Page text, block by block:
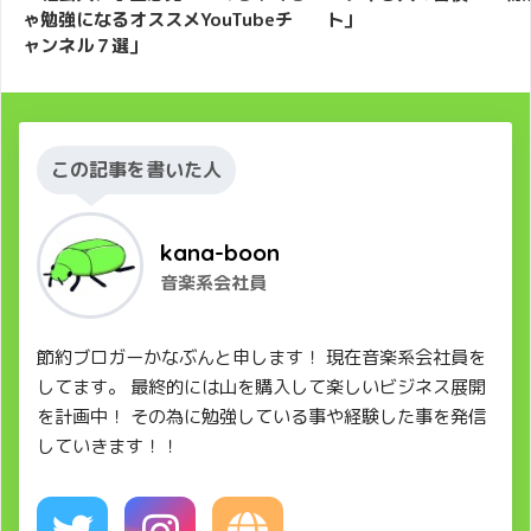
ゃ勉強になるオススメYouTubeチ
ャンネル７選」
ト」
この記事を書いた人
kana-boon
音楽系会社員
節約ブロガーかなぶんと申します！ 現在音楽系会社員を
してます。 最終的には山を購入して楽しいビジネス展開
を計画中！ その為に勉強している事や経験した事を発信
していきます！！